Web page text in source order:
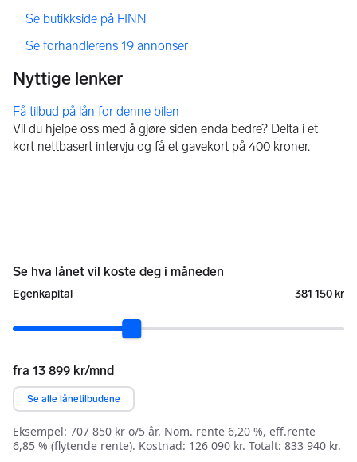
Se butikkside på FINN
Se forhandlerens 19 annonser
Få tilbud på lån for denne bilen
Vil du hjelpe oss med å gjøre siden enda bedre? Delta i et
kort nettbasert intervju og få et gavekort på 400 kroner.